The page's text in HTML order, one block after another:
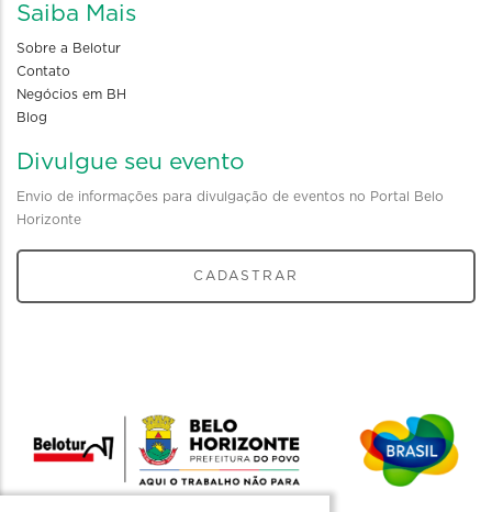
Saiba Mais
Sobre a Belotur
Contato
Negócios em BH
Blog
Divulgue seu evento
Envio de informações para divulgação de eventos no Portal Belo
Horizonte
CADASTRAR